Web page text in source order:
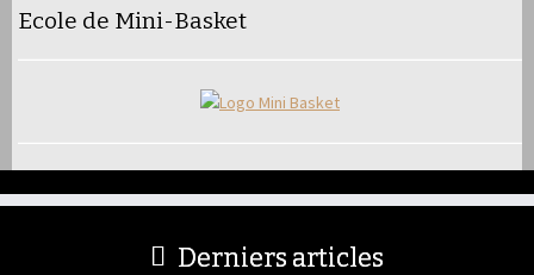
Ecole de Mini-Basket
Derniers articles